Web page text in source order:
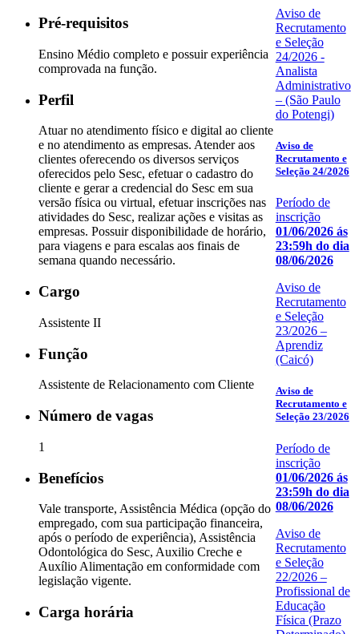
Pré-requisitos
Ensino Médio completo e possuir experiência
comprovada na função.
Perfil
Atuar no atendimento físico e digital ao cliente
e no atendimento as empresas. Atender aos
clientes oferecendo os diversos serviços
oferecidos pelo Sesc, efetuar o cadastro do
cliente e gerar a credencial do Sesc em sua
versão física ou virtual, efetuar inscrições nas
atividades do Sesc, realizar ações e visitas as
empresas. Possuir disponibilidade de horário,
para viagens e para escalas aos finais de
semana quando necessário.
Cargo
Assistente II
Função
Assistente de Relacionamento com Cliente
Número de vagas
1
Benefícios
Vale transporte, Assistência Médica (opção do
empregado, com sua participação financeira,
após o período de experiência), Assistência
Odontológica do Sesc, Auxilio Creche e
Auxílio Alimentação em conformidade com
legislação vigente.
Carga horária
Aviso de
Recrutamento
e Seleção
24/2026 -
Analista
Administrativo
– (São Paulo
do Potengi)
Aviso de
Recrutamento e
Seleção 24/2026
Período de
inscrição
01/06/2026 ás
23:59h do dia
08/06/2026
Aviso de
Recrutamento
e Seleção
23/2026 –
Aprendiz
(Caicó)
Aviso de
Recrutamento e
Seleção 23/2026
Período de
inscrição
01/06/2026 ás
23:59h do dia
08/06/2026
Aviso de
Recrutamento
e Seleção
22/2026 –
Profissional de
Educação
Física (Prazo